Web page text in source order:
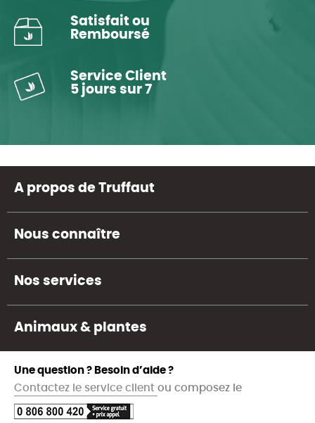
Satisfait ou
Remboursé
Service Client
5 jours sur 7
A propos de Truffaut
Nous connaître
Nos services
Animaux & plantes
Une question ? Besoin d’aide ?
Contactez le service client ou composez le